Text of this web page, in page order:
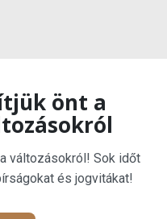
önt a
változásokról! Sok időt
és jogvitákat!